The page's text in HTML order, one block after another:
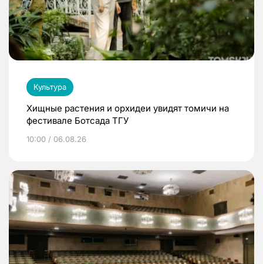
Культура
Хищные растения и орхидеи увидят томичи на
фестивале Ботсада ТГУ
10:00 / 06.08.26